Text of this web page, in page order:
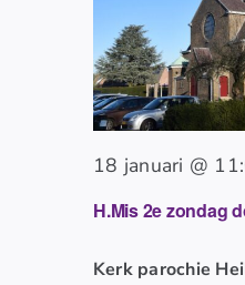
H.Mis 2e zondag
18 januari @
Kerk parochie